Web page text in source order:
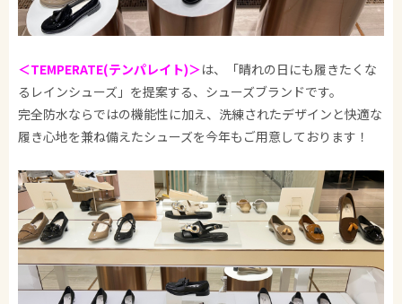
＜TEMPERATE(テンパレイト)＞は、「晴れの日にも履きたくな
るレインシューズ」を提案する、シューズブランドです。
完全防水ならではの機能性に加え、洗練されたデザインと快適な
履き心地を兼ね備えたシューズを今年もご用意しております！